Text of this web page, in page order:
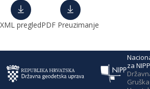
XML pregledPDF Preuzimanje
za